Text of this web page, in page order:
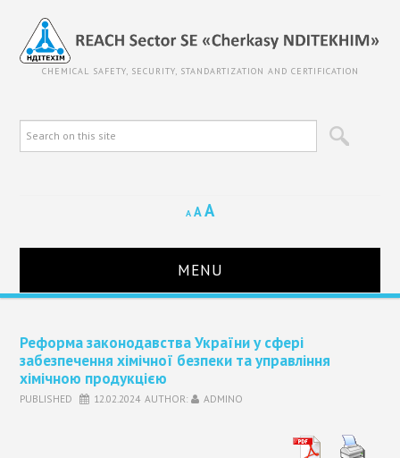
CHEMICAL SAFETY, SECURITY, STANDARTIZATION AND CERTIFICATION
A A A
MENU
ABOUT REACH SECTOR
Реформа законодавства України у сфері
забезпечення хімічної безпеки та управління
хімічною продукцією
PUBLISHED 12.02.2024 AUTHOR: ADMINO